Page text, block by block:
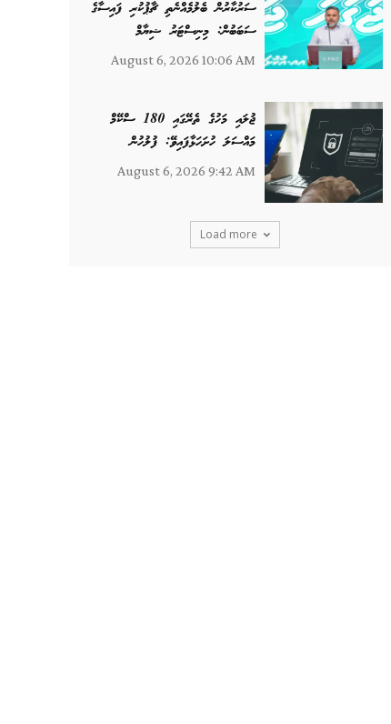
ސަރުކާރުން ބެލުމެއްނެތި ޗާޕުކުރި ފައިސާގެ
ސަބަބުން: މިނިސްޓަރު ޝިޔާމް
August 6, 2026 10:06 AM
ޖުލައި މަހުގެ ތެރޭގައި 180 ސްކޭމް
މައްސަލަ ހުށަހަޅާފައިވޭ: ފުލުހުން
August 6, 2026 9:42 AM
Load more